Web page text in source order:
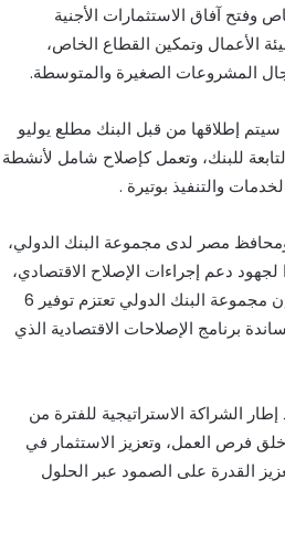
وفتح آفاق الاستثمارات الأجنية
الأعمال وتمكين القطاع الخاص،
المشروعات الصغيرة والمتوسطة.
إطلاقها من قبل البنك مطلع يوليو
للبنك، وتعمل كإصلاح شامل لأنشطة
والتنفيذ بوتيرة .
ومحافظ مصر لدى مجموعة البنك الدولي،
لجهود دعم إجراءات الإصلاح الاقتصادي،
التي تتخذها الدولة لتحقيق التعافي الاقتصادي، والنمو الشامل والمستدام، فإن مجموعة البنك الدولي تعتزم توفير 6
المقبلة، بواقع 3 مليارات دولار لمساندة برنامج الإصلاحات الاقتصادية الذي
الشراكة الاستراتيجية للفترة من
وخلق فرص العمل، وتعزيز الاستثمار في
القدرة على الصمود عبر الحلول